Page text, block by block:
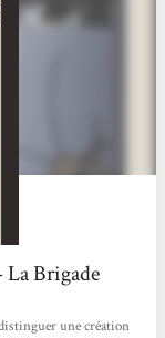
La Brigade
une création